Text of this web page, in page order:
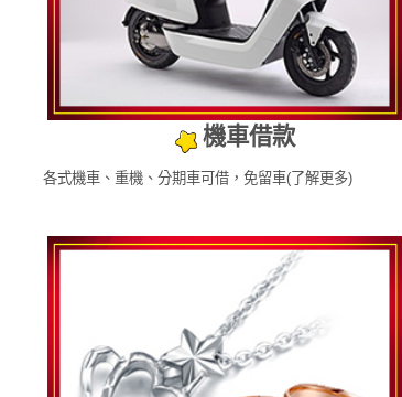
機車借款
各式機車、重機、分期車可借，免留車(了解更多)